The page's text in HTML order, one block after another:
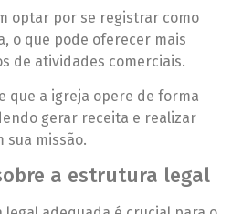
optar por se registrar como
o que pode oferecer mais
de atividades comerciais.
que a igreja opere de forma
gerar receita e realizar
sua missão.
a estrutura legal